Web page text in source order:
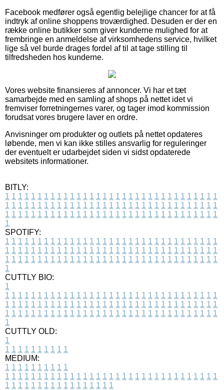
Facebook medfører også egentlig belejlige chancer for at få
indtryk af online shoppens troværdighed. Desuden er der en
række online butikker som giver kunderne mulighed for at
frembringe en anmeldelse af virksomhedens service, hvilket
lige så vel burde drages fordel af til at tage stilling til
tilfredsheden hos kunderne.
Vores website finansieres af annoncer. Vi har et tæt
samarbejde med en samling af shops på nettet idet vi
fremviser forretningernes varer, og tager imod kommission
forudsat vores brugere laver en ordre.
Anvisninger om produkter og outlets på nettet opdateres
løbende, men vi kan ikke stilles ansvarlig for reguleringer
der eventuelt er udarbejdet siden vi sidst opdaterede
websitets informationer.
BITLY:
1 1 1 1 1 1 1 1 1 1 1 1 1 1 1 1 1 1 1 1 1 1 1 1 1 1 1 1 1 1 1 1 1
1 1 1 1 1 1 1 1 1 1 1 1 1 1 1 1 1 1 1 1 1 1 1 1 1 1 1 1 1 1 1 1 1
1 1 1 1 1 1 1 1 1 1 1 1 1 1 1 1 1 1 1 1 1 1 1 1 1 1 1 1 1 1 1 1 1
1
SPOTIFY:
1 1 1 1 1 1 1 1 1 1 1 1 1 1 1 1 1 1 1 1 1 1 1 1 1 1 1 1 1 1 1 1 1
1 1 1 1 1 1 1 1 1 1 1 1 1 1 1 1 1 1 1 1 1 1 1 1 1 1 1 1 1 1 1 1 1
1 1 1 1 1 1 1 1 1 1 1 1 1 1 1 1 1 1 1 1 1 1 1 1 1 1 1 1 1 1 1 1 1
1
CUTTLY BIO:
1
1 1 1 1 1 1 1 1 1 1 1 1 1 1 1 1 1 1 1 1 1 1 1 1 1 1 1 1 1 1 1 1 1
1 1 1 1 1 1 1 1 1 1 1 1 1 1 1 1 1 1 1 1 1 1 1 1 1 1 1 1 1 1 1 1 1
1 1 1 1 1 1 1 1 1 1 1 1 1 1 1 1 1 1 1 1 1 1 1 1 1 1 1 1 1 1 1 1 1
1
CUTTLY OLD:
1
1 1 1 1 1 1 1 1 1 1
MEDIUM:
1 1 1 1 1 1 1 1 1 1
1 1 1 1 1 1 1 1 1 1 1 1 1 1 1 1 1 1 1 1 1 1 1 1 1 1 1 1 1 1 1 1 1
1 1 1 1 1 1 1 1 1 1 1 1 1 1 1 1 1